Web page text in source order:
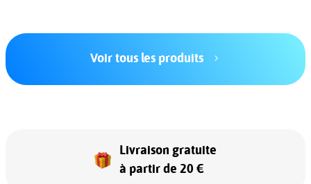
Voir tous les produits
Livraison gratuite
à partir de 20 €